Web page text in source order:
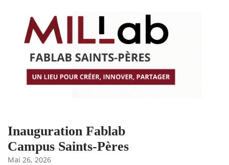
Inauguration Fablab
Campus Saints-Pères
Mai 26, 2026